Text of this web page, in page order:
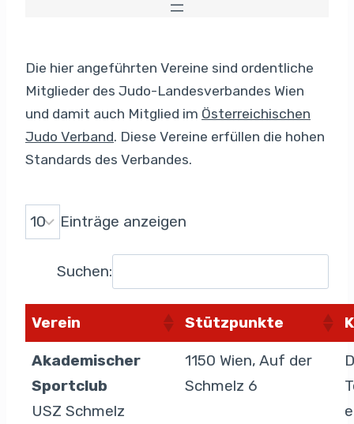
Die hier angeführten Vereine sind ordentliche
Mitglieder des Judo-Landesverbandes Wien
und damit auch Mitglied im Österreichischen
Judo Verband. Diese Vereine erfüllen die hohen
Standards des Verbandes.
Einträge anzeigen
Suchen:
Verein Stützpunkte
Akademischer
Sportclub
USZ Schmelz
1150 Wien, Auf der
Schmelz 6